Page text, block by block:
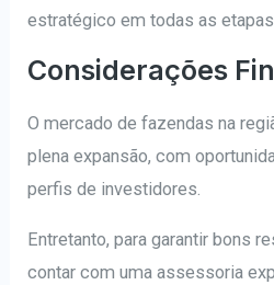
estratégico em todas as
Considerações
O mercado de fazendas na
plena expansão, com
perfis de investidores.
Entretanto, para garantir bons
contar com uma assessoria